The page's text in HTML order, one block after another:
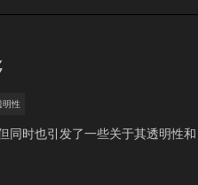
明性
同时也引发了一些关于其透明性和